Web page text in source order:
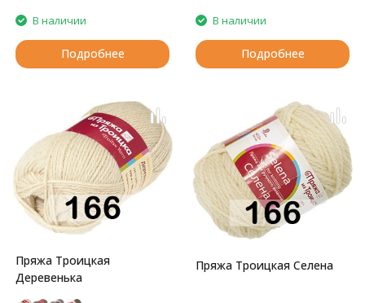
В наличии
Подробнее
В наличии
Подробнее
Пряжа Троицкая
Деревенька
Пряжа Троицкая Селена